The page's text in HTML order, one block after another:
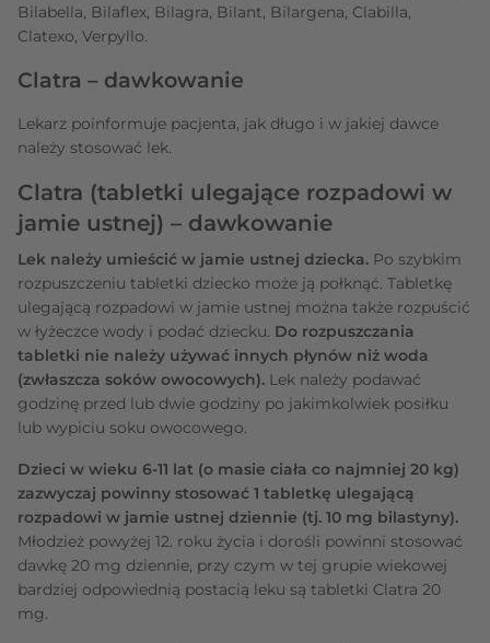
Bilabella, Bilaflex, Bilagra, Bilant, Bilargena, Clabilla,
Clatexo, Verpyllo.
Clatra – dawkowanie
Lekarz poinformuje pacjenta, jak długo i w jakiej dawce
należy stosować lek.
Clatra (tabletki ulegające rozpadowi w
jamie ustnej) – dawkowanie
Lek należy umieścić w jamie ustnej dziecka. Po szybkim
rozpuszczeniu tabletki dziecko może ją połknąć. Tabletkę
ulegającą rozpadowi w jamie ustnej można także rozpuścić
w łyżeczce wody i podać dziecku. Do rozpuszczania
tabletki nie należy używać innych płynów niż woda
(zwłaszcza soków owocowych). Lek należy podawać
godzinę przed lub dwie godziny po jakimkolwiek posiłku
lub wypiciu soku owocowego.
Dzieci w wieku 6-11 lat (o masie ciała co najmniej 20 kg)
zazwyczaj powinny stosować 1 tabletkę ulegającą
rozpadowi w jamie ustnej dziennie (tj. 10 mg bilastyny).
Młodzież powyżej 12. roku życia i dorośli powinni stosować
dawkę 20 mg dziennie, przy czym w tej grupie wiekowej
bardziej odpowiednią postacią leku są tabletki Clatra 20
mg.